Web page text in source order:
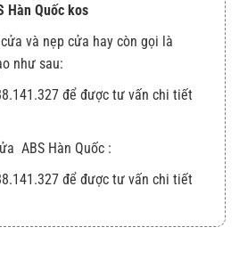
Hàn Quốc kos
và nẹp cửa hay còn gọi là
như sau:
để được tư vấn chi tiết
ABS Hàn Quốc :
để được tư vấn chi tiết
ABS Hàn Quốc kos tại Bình Dương